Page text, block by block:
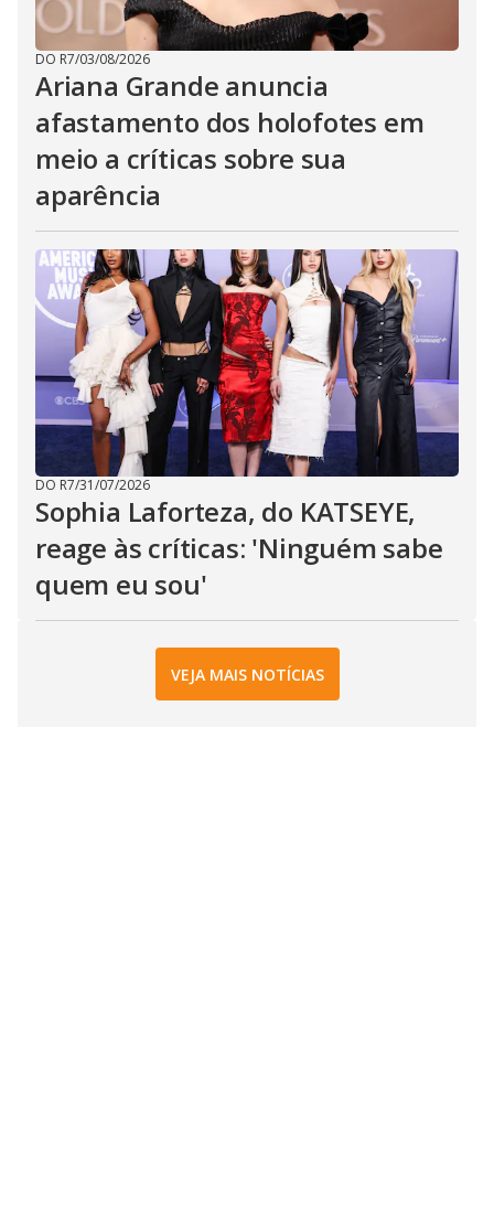
DO R7/03/08/2026
Ariana Grande anuncia
afastamento dos holofotes em
meio a críticas sobre sua
aparência
DO R7/31/07/2026
Sophia Laforteza, do KATSEYE,
reage às críticas: 'Ninguém sabe
quem eu sou'
VEJA MAIS NOTÍCIAS